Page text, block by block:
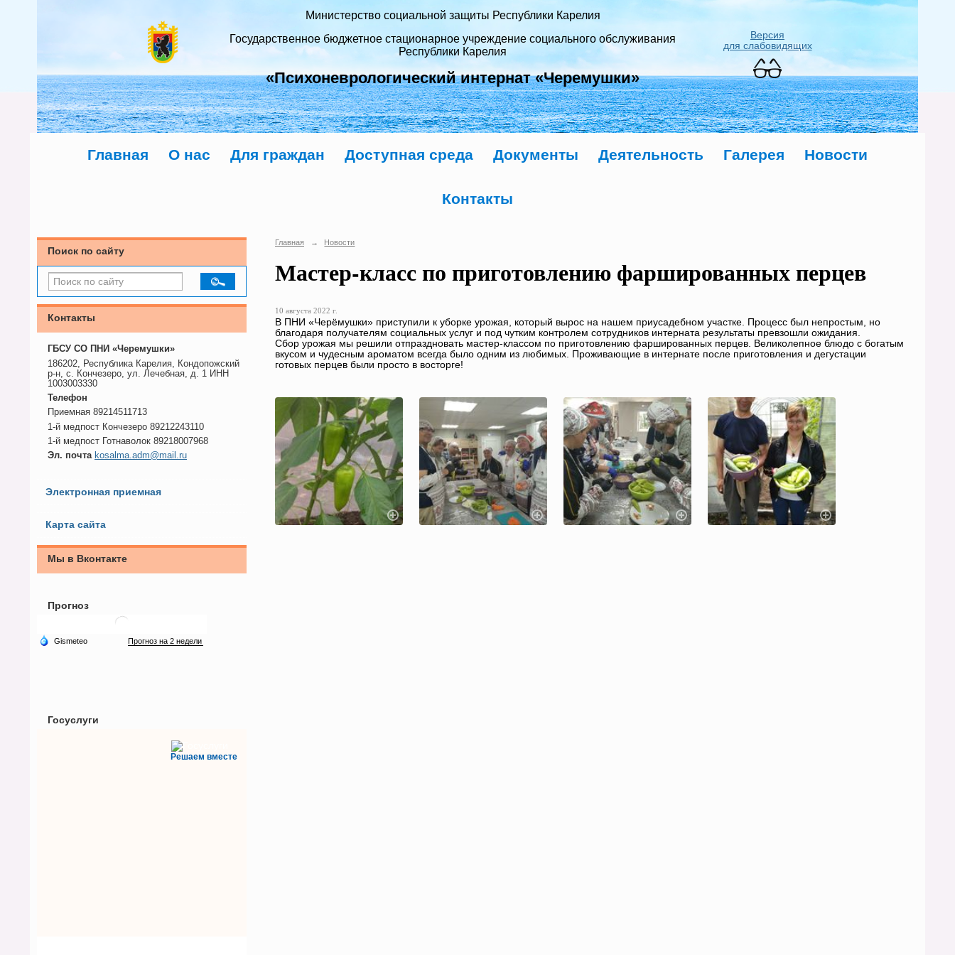
Министерство социальной защиты Республики Карелия
Государственное бюджетное стационарное учреждение социального обслуживания
Республики Карелия
«Психоневрологический интернат «Черемушки»
Версия
для слабовидящих
Главная О нас Для граждан Доступная среда Документы Деятельность Галерея Новости
Контакты
Поиск по сайту
Контакты
ГБСУ СО ПНИ «Черемушки»
186202, Республика Карелия, Кондопожский
р-н, с. Кончезеро, ул. Лечебная, д. 1 ИНН
1003003330
Телефон
Приемная 89214511713
1-й медпост Кончезеро 89212243110
1-й медпост Готнаволок 89218007968
Эл. почта kosalma.adm@mail.ru
Электронная приемная
Карта сайта
Мы в Вконтакте
Прогноз
Госуслуги
Решаем вместе
Главная → Новости
Мастер-класс по приготовлению фаршированных перцев
10 августа 2022 г.
В ПНИ «Черёмушки» приступили к уборке урожая, который вырос на нашем приусадебном участке. Процесс был непростым, но
благодаря получателям социальных услуг и под чутким контролем сотрудников интерната результаты превзошли ожидания.
Сбор урожая мы решили отпраздновать мастер-классом по приготовлению фаршированных перцев. Великолепное блюдо с богатым
вкусом и чудесным ароматом всегда было одним из любимых. Проживающие в интернате после приготовления и дегустации
готовых перцев были просто в восторге!